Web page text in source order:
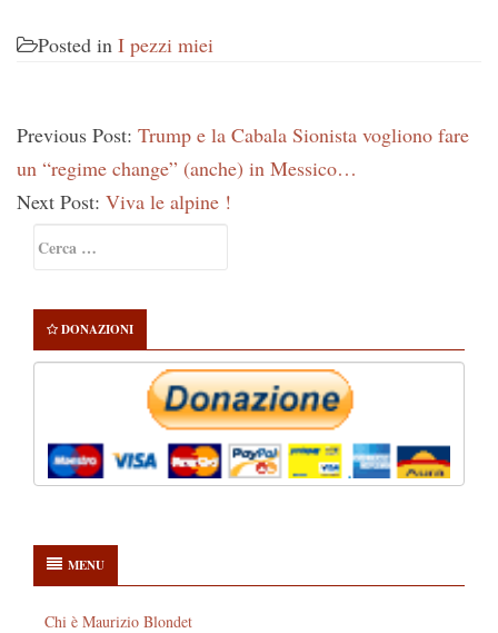
Posted in I pezzi miei
Previous Post: Trump e la Cabala Sionista vogliono fare
un “regime change” (anche) in Messico…
Next Post: Viva le alpine !
Sidebar
per:
DONAZIONI
MENU
Chi è Maurizio Blondet